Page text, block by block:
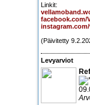
Linkit:
facebook.com/
(Päivitetty
Levyarviot